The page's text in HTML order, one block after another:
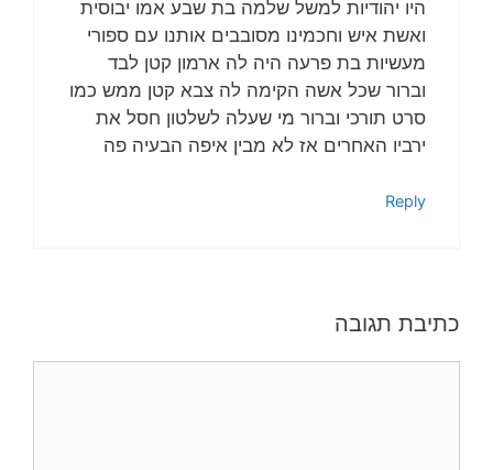
היו יהודיות למשל שלמה בת שבע אמו יבוסית
ואשת איש וחכמינו מסובבים אותנו עם ספורי
מעשיות בת פרעה היה לה ארמון קטן לבד
וברור שכל אשה הקימה לה צבא קטן ממש כמו
סרט תורכי וברור מי שעלה לשלטון חסל את
ירביו האחרים אז לא מבין איפה הבעיה פה
Reply
כתיבת תגובה